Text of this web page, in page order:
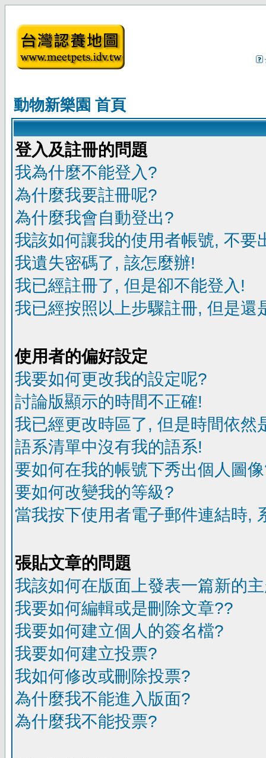
動物新樂園 首頁
登入及註冊的問題
我為什麼不能登入?
為什麼我要註冊呢?
為什麼我會自動登出?
我該如何讓我的使用者帳號, 不要
我遺失密碼了, 該怎麼辦!
我已經註冊了, 但是卻不能登入!
我已經按照以上步驟註冊, 但是還
使用者的偏好設定
我要如何更改我的設定呢?
討論版顯示的時間不正確!
我已經更改時區了, 但是時間依然
語系清單中沒有我的語系!
要如何在我的帳號下秀出個人圖
要如何改變我的等級?
當我按下使用者電子郵件連結時,
張貼文章的問題
我該如何在版面上發表一篇新的
我要如何編輯或是刪除文章??
我要如何建立個人的簽名檔?
我要如何建立投票?
我如何修改或刪除投票?
為什麼我不能進入版面?
為什麼我不能投票?